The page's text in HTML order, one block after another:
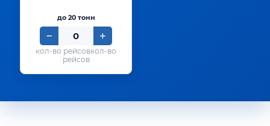
до 20 тонн
кол-во
рейсов